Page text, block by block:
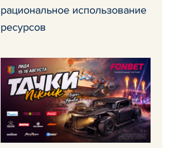
рациональное использование
ресурсов